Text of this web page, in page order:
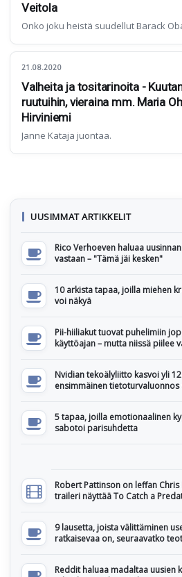
Veitola
Onko joku heistä suudellut Barack
21.08.2020
Valheita ja tositarinoita -
ruutuihin, vieraina mm. Maria
Hirviniemi
Janne Kataja juontaa.
UUSIMMAT ARTIKKELIT
Rico Verhoeven haluaa
vastaan – "Tämä jäi kesken"
10 arkista tapaa, joilla miehen
voi näkyä
Pii-hiiliakut tuovat puhelimiin
käyttöajan – mutta niissä piilee
Nvidian tekoälyliitto kasvoi yli
ensimmäinen tietoturvaluonnos
5 tapaa, joilla emotionaalinen
sabotoi parisuhdetta
Robert Pattinson on leffan
traileri näyttää To Catch a
9 lausetta, joista välittäminen
ratkaisevaa on, seuraavatko
Reddit haluaa madaltaa uusien